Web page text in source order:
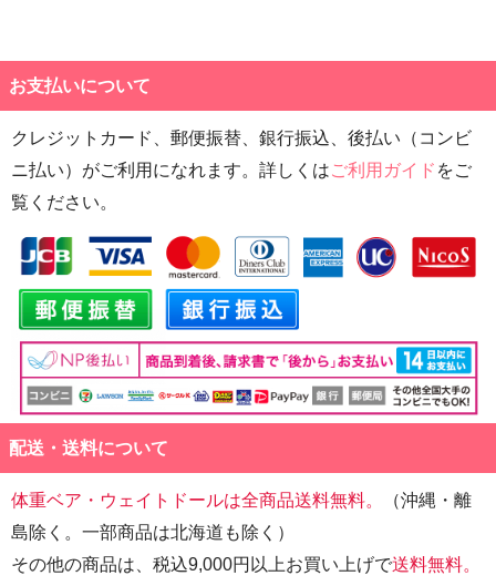
お支払いについて
クレジットカード、郵便振替、銀行振込、後払い（コンビ
ニ払い）がご利用になれます。詳しくはご利用ガイド をご
覧ください。
配送・送料について
体重ベア・ウェイトドールは全商品送料無料。
（沖縄・離
島除く。一部商品は北海道も除く）
その他の商品は、税込9,000円以上お買い上げで送料無料。